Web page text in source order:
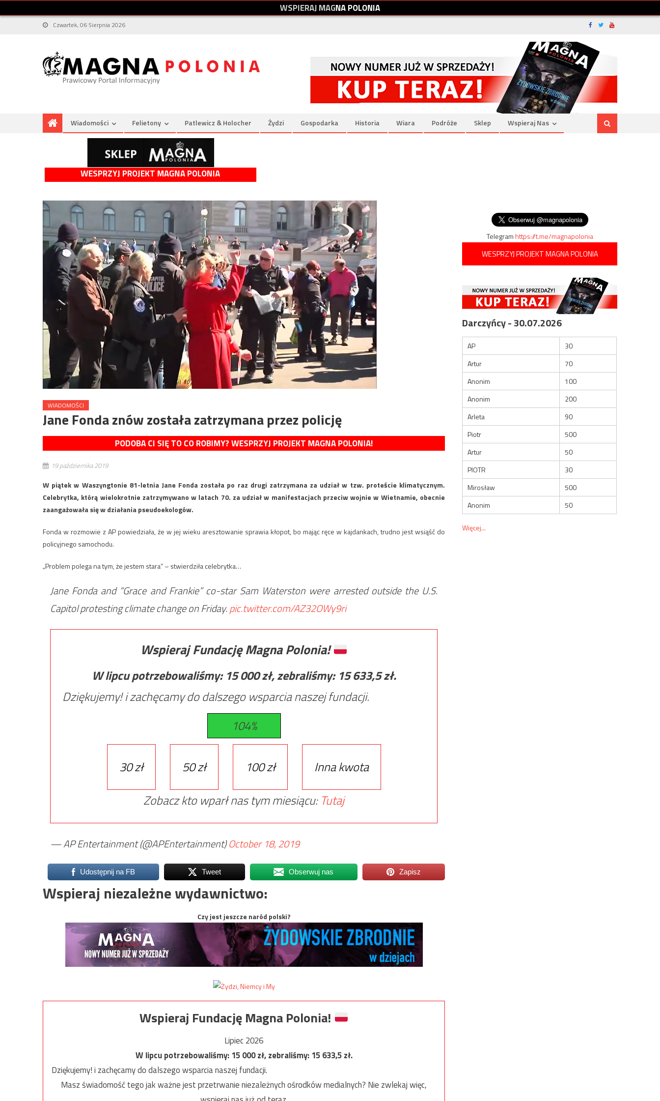
WSPIERAJMAGNAPOLONIA
Czwartek, 06 Sierpnia 2026
Wiadomości Felietony Patlewicz & Holocher Żydzi Gospodarka Historia Wiara Podróże Sklep Wspieraj Nas
WESPRZYJ PROJEKT MAGNA POLONIA
WIADOMOŚCI
Jane Fonda znów została zatrzymana przez policję
PODOBA CI SIĘ TO CO ROBIMY? WESPRZYJ PROJEKT MAGNA POLONIA!
19 października 2019
W piątek w Waszyngtonie 81-letnia Jane Fonda została po raz drugi zatrzymana za udział w tzw. proteście klimatycznym.
Celebrytka, którą wielokrotnie zatrzymywano w latach 70. za udział w manifestacjach przeciw wojnie w Wietnamie, obecnie
zaangażowała się w działania pseudoekologów.
Fonda w rozmowie z AP powiedziała, że w jej wieku aresztowanie sprawia kłopot, bo mając ręce w kajdankach, trudno jest wsiąść do
policyjnego samochodu.
„Problem polega na tym, że jestem stara” – stwierdziła celebrytka…
Jane Fonda and “Grace and Frankie” co-star Sam Waterston were arrested outside the U.S.
Capitol protesting climate change on Friday.pic.twitter.com/AZ32OWy9ri
Wspieraj Fundację Magna Polonia!
W lipcu potrzebowaliśmy: 15 000zł, zebraliśmy: 15 633,5zł.
Dziękujemy! i zachęcamy do dalszego wsparcia naszej fundacji.
104%
30 zł 50 zł 100 zł
Inna kwota
Zobacz kto wparł nas tym miesiącu: Tutaj
— AP Entertainment (@APEntertainment)October 18, 2019
Udostępnij na FB Tweet Obserwuj nas Zapisz
Wspieraj niezależne wydawnictwo:
Czy jest jeszcze naród polski?
Wspieraj Fundację Magna Polonia!
Lipiec 2026
W lipcu potrzebowaliśmy:15 000zł, zebraliśmy:15 633,5zł.
Dziękujemy! i zachęcamy do dalszego wsparcia naszej fundacji.
Masz świadomość tego jak ważne jest przetrwanie niezależnych ośrodków medialnych? Nie zwlekaj więc,
Telegramhttps://t.me/magnapolonia
WESPRZYJ PROJEKT MAGNA POLONIA
Darczyńcy - 30.07.2026
AP
30
Artur
70
Anonim
100
Anonim
200
Arleta
90
Piotr
500
Artur
50
PIOTR
30
Mirosław
500
Anonim
50
Więcej...